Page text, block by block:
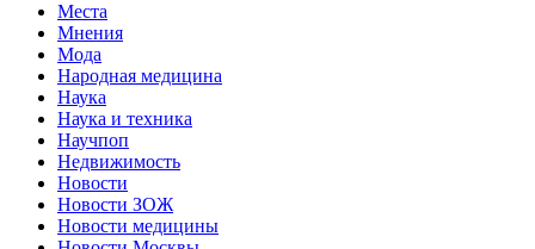
Места
Мнения
Мода
Народная медицина
Наука
Наука и техника
Научпоп
Недвижимость
Новости
Новости ЗОЖ
Новости медицины